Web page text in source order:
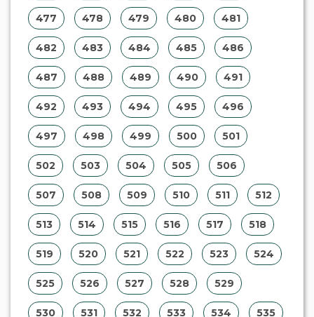
477 478 479 480 481
482 483 484 485 486
487 488 489 490 491
492 493 494 495 496
497 498 499 500 501
502 503 504 505 506
507 508 509 510 511 512
513 514 515 516 517 518
519 520 521 522 523 524
525 526 527 528 529
530 531 532 533 534 535